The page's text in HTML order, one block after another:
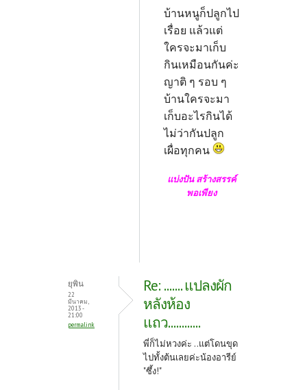
บ้านหนูก็ปลูกไป
เรื่อย แล้วแต่
ใครจะมาเก็บ
กินเหมือนกันค่ะ
ญาติ ๆ รอบ ๆ
บ้านใครจะมา
เก็บอะไรกินได้
ไม่ว่ากันปลูก
เผื่อทุกคน
แบ่งปัน สร้างสรรค์
พอเพียง
ยุพิน
22
มีนาคม,
2013 -
21:00
permalink
Re: ....... แปลงผัก
หลังห้อง
แถว............
พี่ก็ไม่หวงค่ะ ..แต่โดนขุด
ไปทั้งต้นเลยค่ะน้องอารีย์
"ซึ้ง!"